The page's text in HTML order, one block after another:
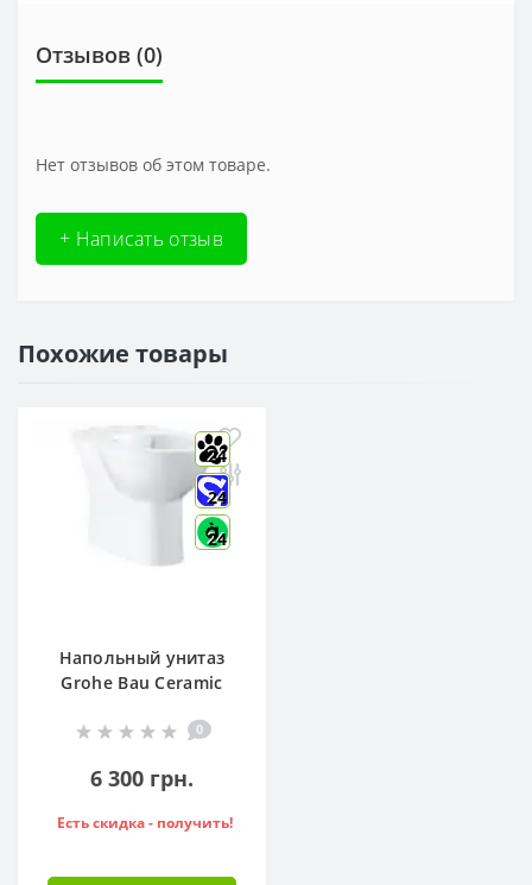
Отзывов (0)
Нет отзывов об этом товаре.
+ Написать отзыв
Похожие товары
24
24
24
Напольный унитаз
Grohe Bau Ceramic
0
6 300 грн.
Есть скидка - получить!